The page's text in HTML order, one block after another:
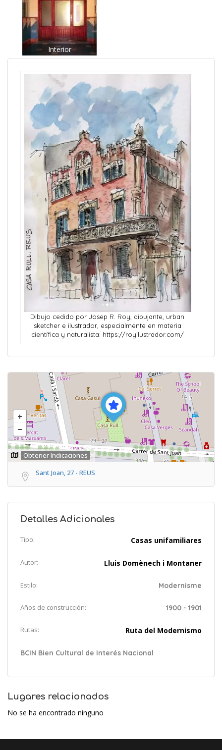
Interior
Dibujo cedido por Josep R. Roy, dibujante, urban
sketcher e ilustrador, especialmente en materia
científica y naturalista: https://royilustrador.com/
Obtener Indicaciones
Sant Joan, 27 - REUS
Detalles Adicionales
Tipo: Casas unifamiliares
Autor: Lluis Domènech i Montaner
Estilo: Modernisme
Años de construcción: 1900 - 1901
Rutas: Ruta del Modernismo
BCIN Bien Cultural de Interés Nacional
Lugares relacionados
No se ha encontrado ninguno